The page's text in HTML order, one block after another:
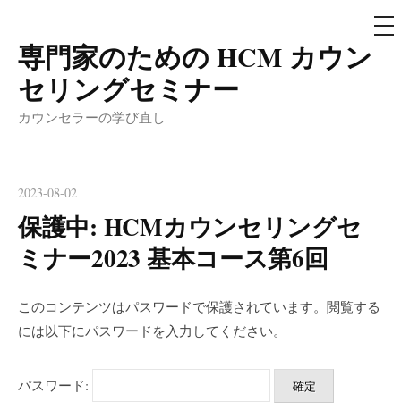
コ
ン
テ
ン
ス
キ
ッ
プ
専門家のための HCM カウン
セリングセミナー
カウンセラーの学び直し
メ
ニ
2023-08-02
保護中: HCMカウンセリングセ
ミナー2023 基本コース第6回
このコンテンツはパスワードで保護されています。閲覧する
には以下にパスワードを入力してください。
パスワード: